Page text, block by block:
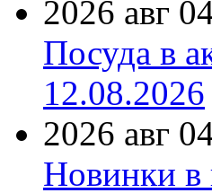
2026 авг
Посуда в
12.08.2026
2026 авг
Новинки в